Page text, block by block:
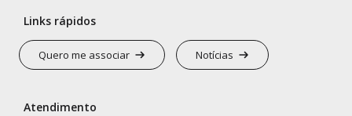
Links rápidos
Quero me associar Notícias
Atendimento